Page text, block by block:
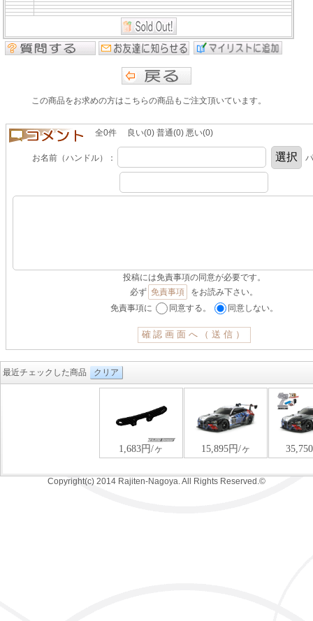
この商品をお求めの方はこちらの商品もご注文頂いています。
全0件 良い(0) 普通(0) 悪い(0)
お名前（ハンドル）：
投稿には免責事項の同意が必要です。
必ず 免責事項
をお読み下さい。
免責事項に
同意する。 同意しない。
最近チェックした商品 クリア
Copyright(c) 2014 Rajiten-Nagoya. All Rights Reserved.©